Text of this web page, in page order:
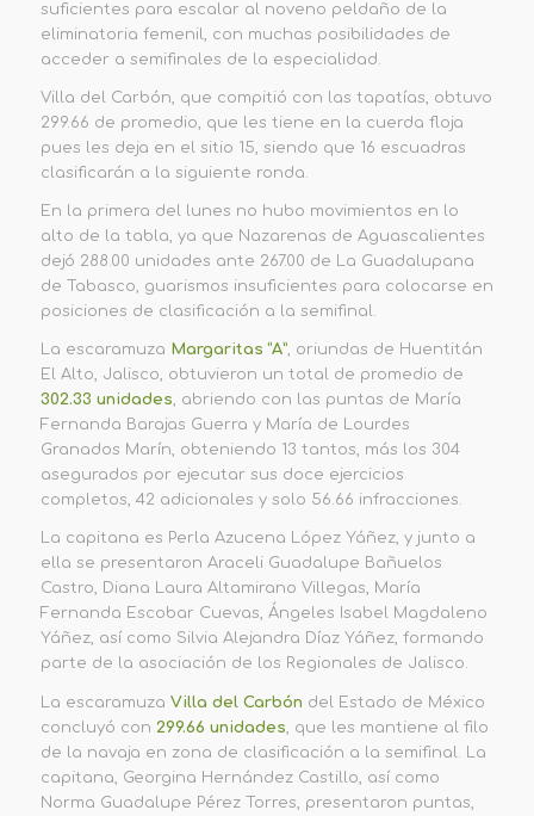
suficientes para escalar al noveno peldaño de la
eliminatoria femenil, con muchas posibilidades de
acceder a semifinales de la especialidad.
Villa del Carbón, que compitió con las tapatías, obtuvo
299.66 de promedio, que les tiene en la cuerda floja
pues les deja en el sitio 15, siendo que 16 escuadras
clasificarán a la siguiente ronda.
En la primera del lunes no hubo movimientos en lo
alto de la tabla, ya que Nazarenas de Aguascalientes
dejó 288.00 unidades ante 267.00 de La Guadalupana
de Tabasco, guarismos insuficientes para colocarse en
posiciones de clasificación a la semifinal.
La escaramuza Margaritas “A”, oriundas de Huentitán
El Alto, Jalisco, obtuvieron un total de promedio de
302.33 unidades, abriendo con las puntas de María
Fernanda Barajas Guerra y María de Lourdes
Granados Marín, obteniendo 13 tantos, más los 304
asegurados por ejecutar sus doce ejercicios
completos, 42 adicionales y solo 56.66 infracciones.
La capitana es Perla Azucena López Yáñez, y junto a
ella se presentaron Araceli Guadalupe Bañuelos
Castro, Diana Laura Altamirano Villegas, María
Fernanda Escobar Cuevas, Ángeles Isabel Magdaleno
Yáñez, así como Silvia Alejandra Díaz Yáñez, formando
parte de la asociación de los Regionales de Jalisco.
La escaramuza Villa del Carbón del Estado de México
concluyó con 299.66 unidades , que les mantiene al filo
de la navaja en zona de clasificación a la semifinal. La
capitana, Georgina Hernández Castillo, así como
Norma Guadalupe Pérez Torres, presentaron puntas,